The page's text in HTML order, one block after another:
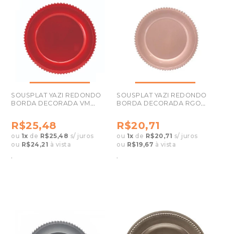
SOUSPLAT YAZI REDONDO
BORDA DECORADA VM
R$25,48
ou 1x de R$25,48 s/ juros
ou R$24,21 à vista
.
SOUSPLAT YAZI REDONDO
BORDA DECORADA RGO
R$20,71
ou 1x de R$20,71 s/ juros
ou R$19,67 à vista
.